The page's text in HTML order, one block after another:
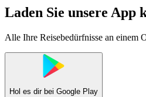
Laden Sie unsere App
Alle Ihre Reisebedürfnisse an einem
Hol es dir bei Google Play